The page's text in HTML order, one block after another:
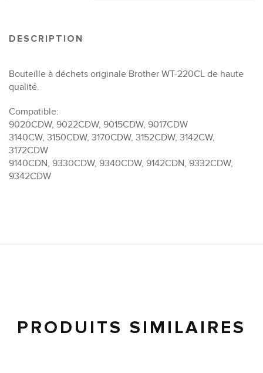
DESCRIPTION
Bouteille à déchets originale Brother WT-220CL de haute
qualité.
Compatible:
9020CDW, 9022CDW, 9015CDW, 9017CDW
3140CW, 3150CDW, 3170CDW, 3152CDW, 3142CW,
3172CDW
9140CDN, 9330CDW, 9340CDW, 9142CDN, 9332CDW,
9342CDW
PRODUITS SIMILAIRES